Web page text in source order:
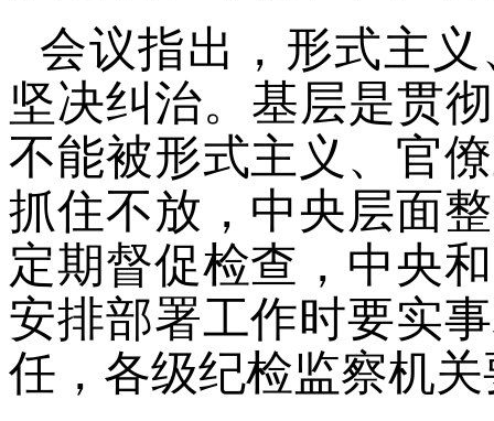
会议指出，形式主
坚决纠治。基层是贯
不能被形式主义、官
抓住不放，中央层面
定期督促检查，中央
安排部署工作时要实
任，各级纪检监察机